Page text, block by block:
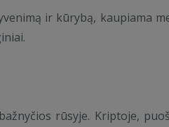
ir kūrybą, kaupiama
rūsyje. Kriptoje,